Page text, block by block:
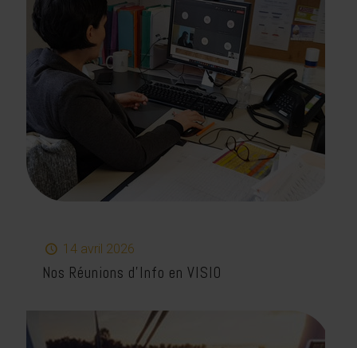
14 avril 2026
Nos Réunions d’Info en VISIO